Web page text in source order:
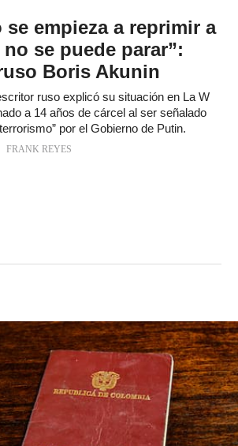
se empieza a reprimir a
se puede parar”:
Boris Akunin
ruso explicó su situación en La W
a 14 años de cárcel al ser señalado
por el Gobierno de Putin.
FRANK REYES